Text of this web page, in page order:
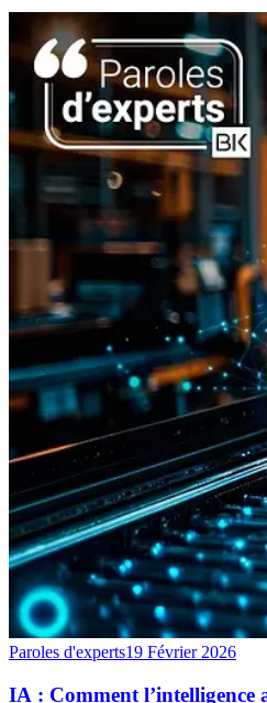
Paroles d'experts19 Février 2026
IA : Comment l’intelligence